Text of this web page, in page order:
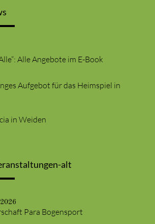
Alle Angebote im E-Book
Aufgebot für das Heimspiel in
in Weiden
alt
Para Bogensport